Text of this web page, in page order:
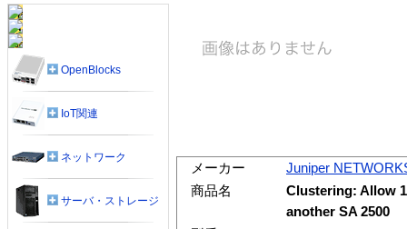
メーカー
Juniper
商品名
Clustering: Allow
another SA 2500
OpenBlocks
IoT関連
ネットワーク
サーバ・ストレージ